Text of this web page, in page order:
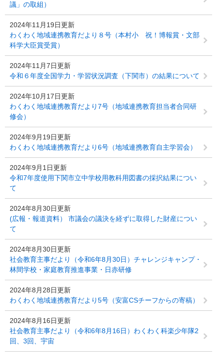
議」の取組）
2024年11月19日更新
わくわく地域連携教育だより８号（本村小 祝！博報賞・文部
科学大臣賞受賞）
2024年11月7日更新
令和６年度全国学力・学習状況調査（下関市）の結果について
2024年10月17日更新
わくわく地域連携教育だより7号（地域連携教育担当者合同研
修会）
2024年9月19日更新
わくわく地域連携教育だより6号（地域連携教育自主学習会）
2024年9月1日更新
令和7年度使用下関市立中学校用教科用図書の採択結果につい
て
2024年8月30日更新
(広報・報道資料） 市議会の議決を経ずに取得した財産につい
て
2024年8月30日更新
社会教育主事だより（令和6年8月30日）チャレンジキャンプ・
林間学校・家庭教育推進事業・日赤研修
2024年8月28日更新
わくわく地域連携教育だより5号（安富CSチーフからの寄稿）
2024年8月16日更新
社会教育主事だより（令和6年8月16日）わくわく科楽少年隊2
回、3回、宇宙